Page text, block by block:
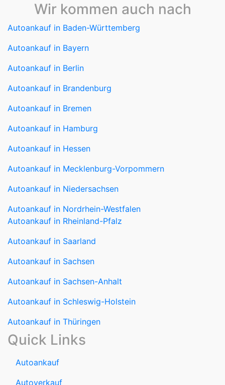
Wir kommen auch nach
Autoankauf in Baden-Württemberg
Autoankauf in Bayern
Autoankauf in Berlin
Autoankauf in Brandenburg
Autoankauf in Bremen
Autoankauf in Hamburg
Autoankauf in Hessen
Autoankauf in Mecklenburg-Vorpommern
Autoankauf in Niedersachsen
Autoankauf in Nordrhein-Westfalen
Autoankauf in Rheinland-Pfalz
Autoankauf in Saarland
Autoankauf in Sachsen
Autoankauf in Sachsen-Anhalt
Autoankauf in Schleswig-Holstein
Autoankauf in Thüringen
Quick Links
Autoankauf
Autoverkauf